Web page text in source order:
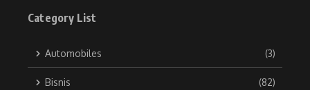
Category List
Automobiles (3)
Bisnis (82)